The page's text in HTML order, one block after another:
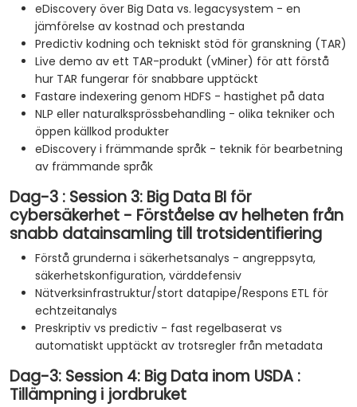
eDiscovery över Big Data vs. legacysystem - en
jämförelse av kostnad och prestanda
Predictiv kodning och tekniskt stöd för granskning (TAR)
Live demo av ett TAR-produkt (vMiner) för att förstå
hur TAR fungerar för snabbare upptäckt
Fastare indexering genom HDFS - hastighet på data
NLP eller naturalksprössbehandling - olika tekniker och
öppen källkod produkter
eDiscovery i främmande språk - teknik för bearbetning
av främmande språk
Dag-3 : Session 3: Big Data BI för
cybersäkerhet - Förståelse av helheten från
snabb datainsamling till trotsidentifiering
Förstå grunderna i säkerhetsanalys - angreppsyta,
säkerhetskonfiguration, värddefensiv
Nätverksinfrastruktur/stort datapipe/Respons ETL för
echtzeitanalys
Preskriptiv vs predictiv - fast regelbaserat vs
automatiskt upptäckt av trotsregler från metadata
Dag-3: Session 4: Big Data inom USDA :
Tillämpning i jordbruket